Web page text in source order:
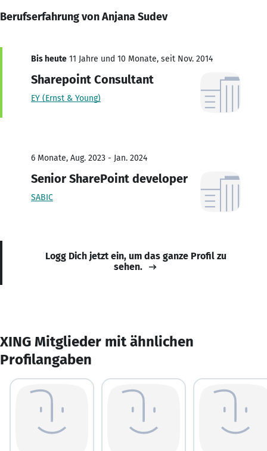
Berufserfahrung von Anjana Sudev
Bis heute 11 Jahre und 10 Monate, seit Nov. 2014
Sharepoint Consultant
EY (Ernst & Young)
6 Monate, Aug. 2023 - Jan. 2024
Senior SharePoint developer
SABIC
Logg Dich jetzt ein, um das ganze Profil zu
sehen.
XING Mitglieder mit ähnlichen
Profilangaben